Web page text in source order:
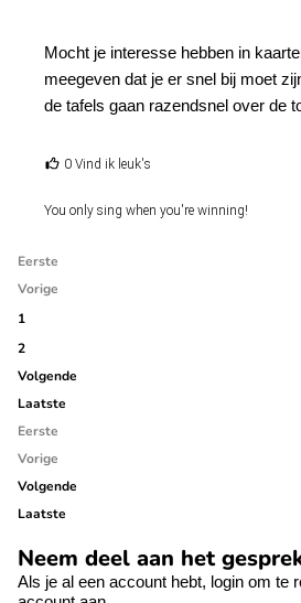
Mocht je interesse hebben in
meegeven dat je er snel bij moet
de tafels gaan razendsnel over de
0 Vind ik leuk's
You only sing when you're winning!
Eerste
Vorige
1
2
Volgende
Laatste
Eerste
Vorige
Volgende
Laatste
Neem deel aan het
Als je al een account hebt, login om te